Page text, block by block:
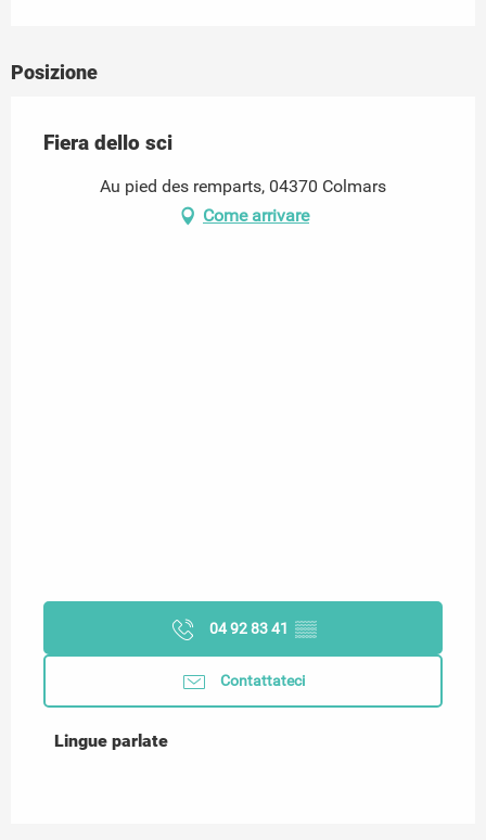
Posizione
Fiera dello sci
Au pied des remparts, 04370 Colmars
Come arrivare
04 92 83 41 ▒▒
Contattateci
Lingue parlate
Lingue parlate